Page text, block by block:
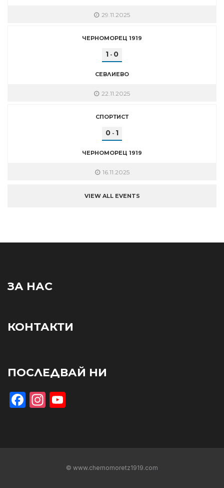
29.11.2025
ЧЕРНОМОРЕЦ 1919
1 - 0
СЕВЛИЕВО
22.11.2025
СПОРТИСТ
0 - 1
ЧЕРНОМОРЕЦ 1919
16.11.2025
VIEW ALL EVENTS
ЗА НАС
КОНТАКТИ
ПОСЛЕДВАЙ НИ
Facebook
Instagram
© www.chernomoretz1919.com